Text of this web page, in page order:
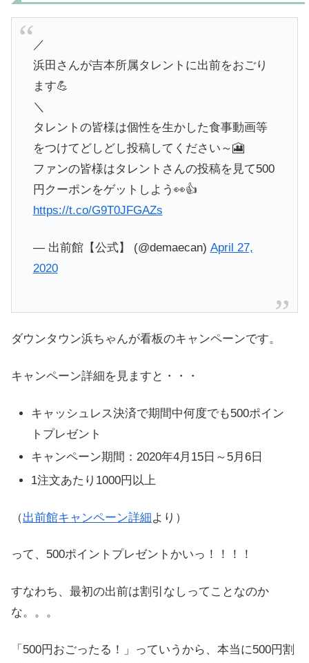
／
浜田さんが吉本所属タレントに出前をおごり
ます💪
＼
タレントの皆様は個性を生かした食事動画等
をつけてどしどし投稿してください～🎦
ファンの皆様はタレントさんの投稿を見て500
円クーポンをゲットしよう👀👍
https://t.co/G9T0JFGAZs
— 出前館【公式】 (@demaecan) April 27,
2020
ダウンタウン浜ちゃんが看板のキャンペーンです。
キャンペーン詳細を見ますと・・・
キャッシュレス決済で期間中何度でも500ポイン
トプレゼント
キャンペーン期間：2020年4月15日～5月6日
1注文あたり1000円以上
（出前館キャンペーン詳細より）
って、500ポイントプレゼントかいっ！！！！
すなわち、最初の出前は割引なしってことなのか
な。。。
「500円おごったる！」っていうから、本当に500円割